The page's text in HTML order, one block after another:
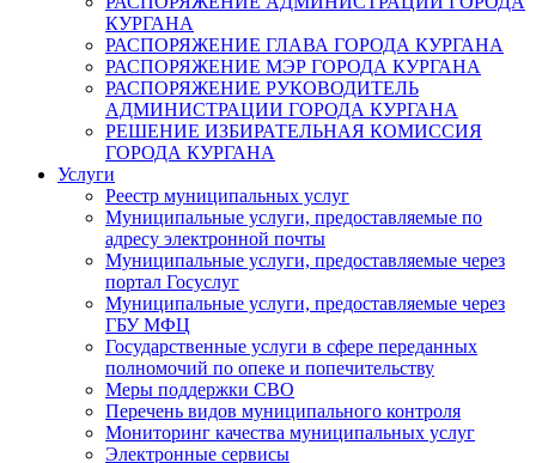
КУРГАНА
РАСПОРЯЖЕНИЕ ГЛАВА ГОРОДА КУРГАНА
РАСПОРЯЖЕНИЕ МЭР ГОРОДА КУРГАНА
РАСПОРЯЖЕНИЕ РУКОВОДИТЕЛЬ
АДМИНИСТРАЦИИ ГОРОДА КУРГАНА
РЕШЕНИЕ ИЗБИРАТЕЛЬНАЯ КОМИССИЯ
ГОРОДА КУРГАНА
Услуги
Реестр муниципальных услуг
Муниципальные услуги, предоставляемые по
адресу электронной почты
Муниципальные услуги, предоставляемые через
портал Госуслуг
Муниципальные услуги, предоставляемые через
ГБУ МФЦ
Государственные услуги в сфере переданных
полномочий по опеке и попечительству
Меры поддержки СВО
Перечень видов муниципального контроля
Мониторинг качества муниципальных услуг
Электронные сервисы